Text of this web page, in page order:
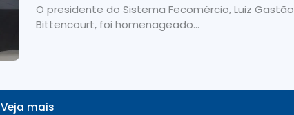
O presidente do Sistema Fecomércio, Luiz Gastão
Bittencourt, foi homenageado...
Veja mais